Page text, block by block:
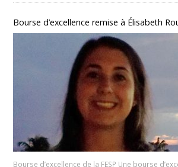
Bourse d’excellence remise à Élisabeth
Bourse d’excellence de la FESP Une bourse